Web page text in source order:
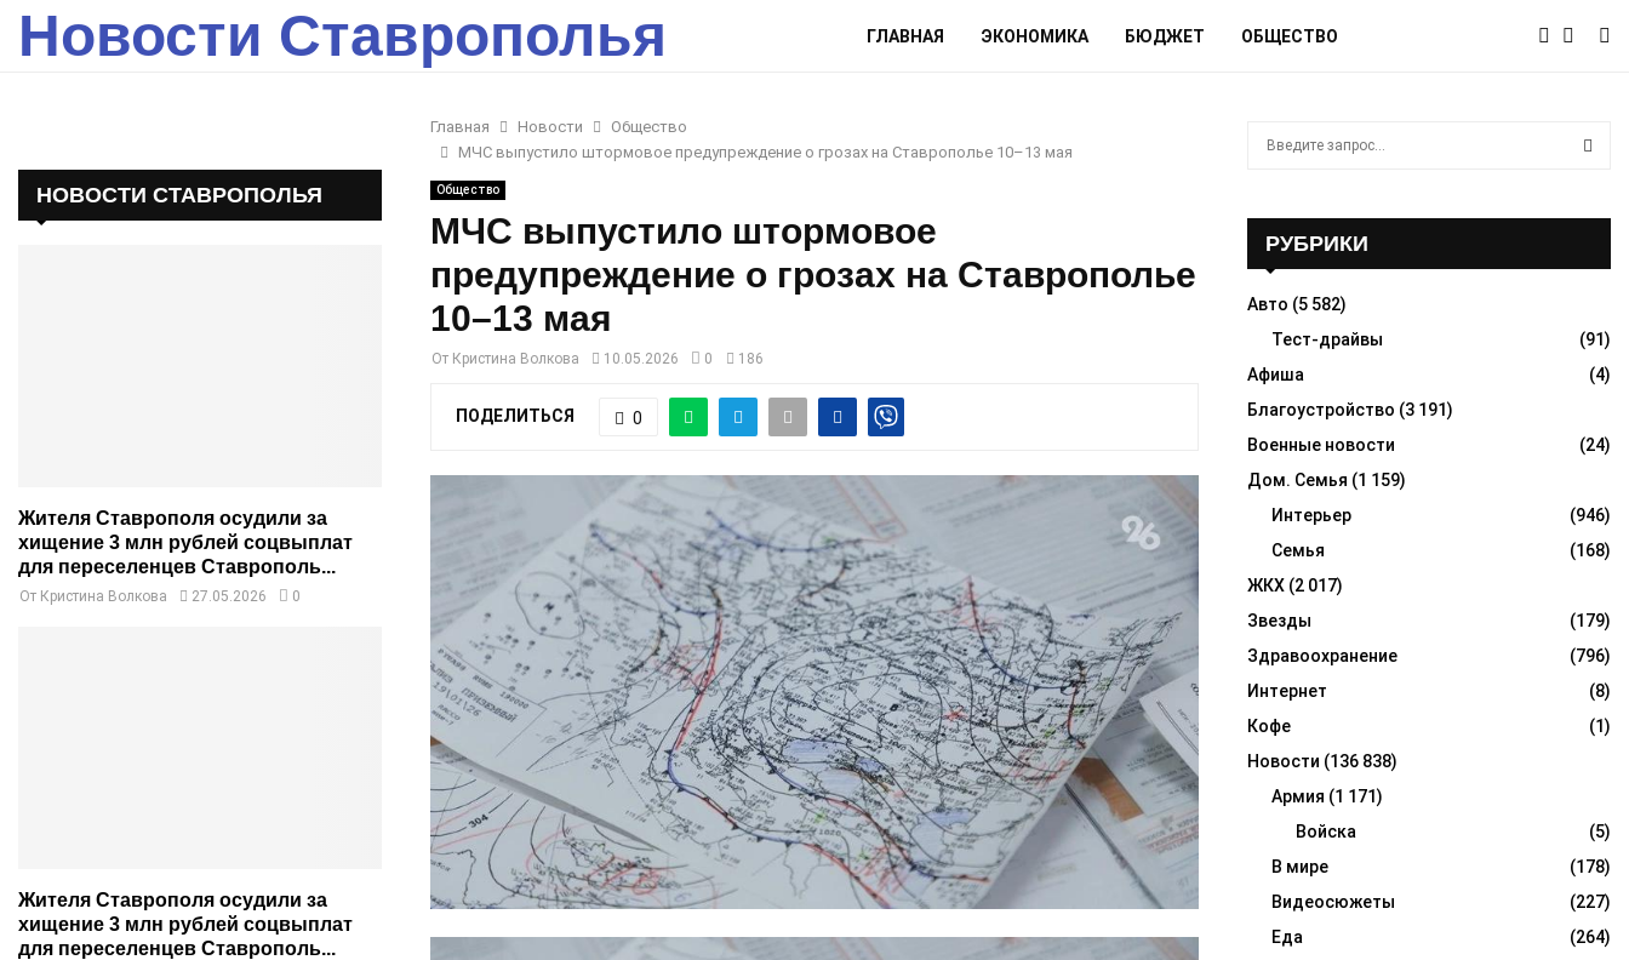
Новости Ставрополья ГЛАВНАЯ ЭКОНОМИКА БЮДЖЕТ ОБЩЕСТВО
Главная Новости
Общество
МЧС выпустило штормовое предупреждение о грозах на Ставрополье 10–13 мая
Общество
МЧС выпустило штормовое
предупреждение о грозах на Ставрополье
10–13 мая
От Кристина Волкова 10.05.2026 0 186
ПОДЕЛИТЬСЯ 0
НОВОСТИ СТАВРОПОЛЬЯ
Жителя Ставрополя осудили за
хищение 3 млн рублей соцвыплат
для переселенцев Ставрополь...
От Кристина Волкова 27.05.2026 0
Жителя Ставрополя осудили за
хищение 3 млн рублей соцвыплат
для переселенцев Ставрополь...
o
R
C
H
РУБРИКИ
Авто (5 582)
Тест-драйвы
(91)
Афиша
(4)
Благоустройство (3 191)
Военные новости
(24)
Дом. Семья (1 159)
Интерьер
(946)
Семья
(168)
ЖКХ (2 017)
Звезды
(179)
Здравоохранение
(796)
Интернет
(8)
Кофе
(1)
Новости (136 838)
Армия (1 171)
Войска
(5)
В мире
(178)
Видеосюжеты
(227)
Еда
(264)